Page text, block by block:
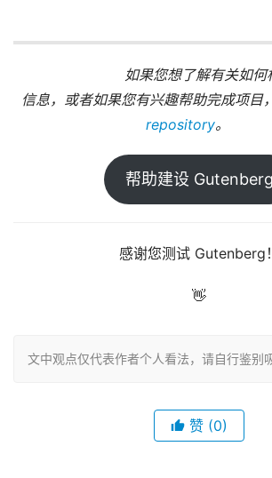
信息，或者如果您有兴趣帮助完成项目
repository
帮助建设 Gutenberg
感谢您测试 Gutenberg！
👋
文中观点仅代表作者个人看法，请自行鉴别
赞 (0)